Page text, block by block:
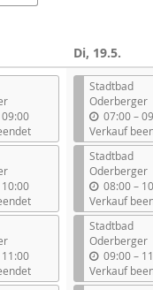
09:00
10:00
11:00
Di, 19.5.
Stadtbad
Oderberger
07:00 –b
i
s
Verkauf
Stadtbad
Oderberger
08:00 –b
i
s
Verkauf
Stadtbad
Oderberger
09:00 –b
i
s
Verkauf